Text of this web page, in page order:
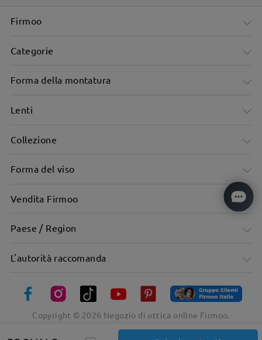
Firmoo
Categorie
Forma della montatura
Lenti
Collezione
Forma del viso
Vendita Firmoo
Paese / Region
L'autorità raccomanda
Copyright © 2026 Negozio di ottica online Firmoo.